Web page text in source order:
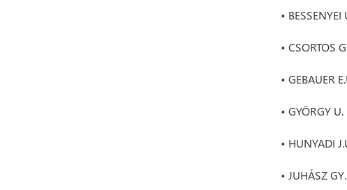
• BESSENYEI
• CSORTOS
• GEBAUER
• GYÖRGY U.
• HUNYADI
• JUHÁSZ